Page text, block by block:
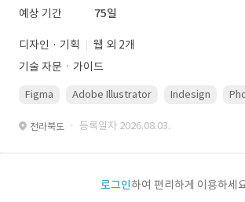
예상 기간
75일
디자인 · 기획
웹 외 2개
기술 자문ㆍ가이드
Figma Adobe Illustrator Indesign
전라북도 · 등록일자 2026.08.03.
로그인하여 편리하게 이용하세